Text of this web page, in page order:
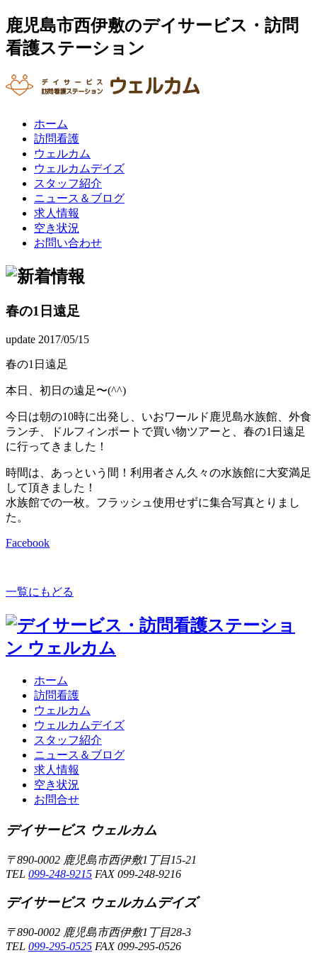
鹿児島市西伊敷のデイサービス・訪問
看護ステーション
ホーム
訪問看護
ウェルカム
ウェルカムデイズ
スタッフ紹介
ニュース＆ブログ
求人情報
空き状況
お問い合わせ
春の1日遠足
update 2017/05/15
春の1日遠足
本日、初日の遠足〜(^^)
今日は朝の10時に出発し、いおワールド鹿児島水族館、外食
ランチ、ドルフィンポートで買い物ツアーと、春の1日遠足
に行ってきました！
時間は、あっという間！利用者さん久々の水族館に大変満足
して頂きました！
水族館での一枚。フラッシュ使用せずに集合写真とりまし
た。
Facebook
一覧にもどる
ホーム
訪問看護
ウェルカム
ウェルカムデイズ
スタッフ紹介
ニュース＆ブログ
求人情報
空き状況
お問合せ
デイサービス ウェルカム
〒890-0002 鹿児島市西伊敷1丁目15-21
TEL 099-248-9215 FAX 099-248-9216
デイサービス ウェルカムデイズ
〒890-0002 鹿児島市西伊敷1丁目28-3
TEL 099-295-0525 FAX 099-295-0526